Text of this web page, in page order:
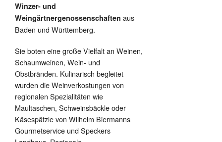
Winzer- und
Weingärtnergenossenschaften aus
Baden und Württemberg.
Sie boten eine große Vielfalt an Weinen,
Schaumweinen, Wein- und
Obstbränden. Kulinarisch begleitet
wurden die Weinverkostungen von
regionalen Spezialitäten wie
Maultaschen, Schweinsbäckle oder
Käsespätzle von Wilhelm Biermanns
Gourmetservice und Speckers